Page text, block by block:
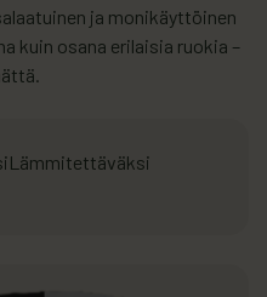
ja monikäyttöinen
kuin osana erilaisia ruokia –
Lämmitettäväksi